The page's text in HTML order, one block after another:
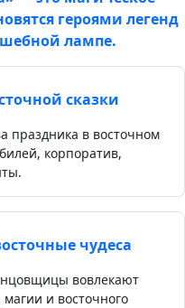
героями легенд
лампе.
сказки
праздника в восточном
корпоратив,
чудеса
вовлекают
и восточного